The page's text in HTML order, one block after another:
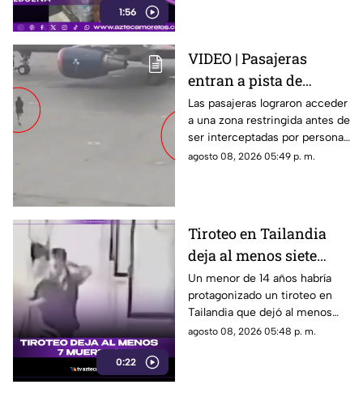
1:56
VIDEO | Pasajeras
entran a pista de
aeropuerto tras perder
su vuelo; autoridades
logran detenerlas
Las pasajeras lograron acceder
a una zona restringida antes de
ser interceptadas por personal
del aeropuerto.
agosto 08, 2026 05:49 p. m.
0:22
Tiroteo en Tailandia
deja al menos siete
muertos
Un menor de 14 años habría
protagonizado un tiroteo en
Tailandia que dejó al menos
siete personas muertas, entre
agosto 08, 2026 05:48 p. m.